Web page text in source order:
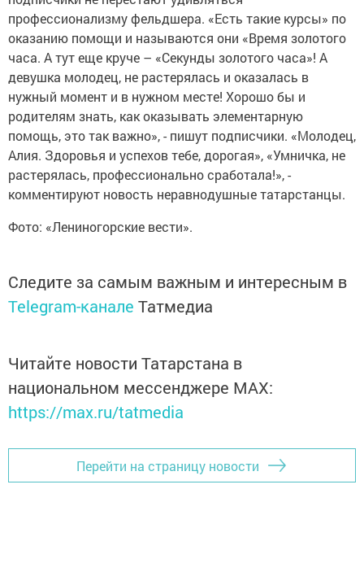
профессионализму фельдшера. «Есть такие курсы» по
оказанию помощи и называются они «Время золотого
часа. А тут еще круче – «Секунды золотого часа»! А
девушка молодец, не растерялась и оказалась в
нужный момент и в нужном месте! Хорошо бы и
родителям знать, как оказывать элементарную
помощь, это так важно», - пишут подписчики. «Молодец,
Алия. Здоровья и успехов тебе, дорогая», «Умничка, не
растерялась, профессионально сработала!», -
комментируют новость неравнодушные татарстанцы.
Фото: «Лениногорские вести».
Следите за самым важным и интересным в
Telegram-канале Татмедиа
Читайте новости Татарстана в
национальном мессенджере MАХ:
https://max.ru/tatmedia
Перейти на страницу новости